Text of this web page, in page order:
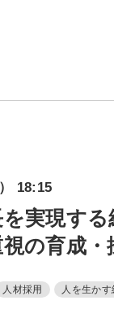
18:15
実現す
の育成・
人材採用 人を生かす